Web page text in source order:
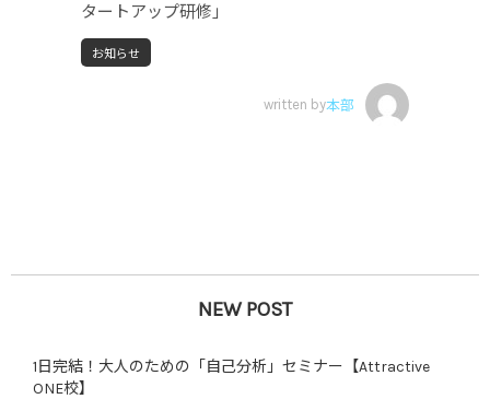
タートアップ研修」
お知らせ
written by本部
NEW POST
1日完結！大人のための「自己分析」セミナー【Attractive
ONE校】